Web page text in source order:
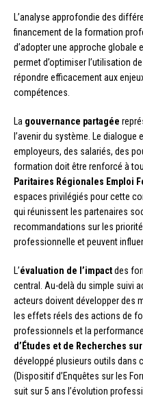
L’analyse approfondie des
financement de la formation
d’adopter une approche globale
permet d’optimiser l’utilisation
répondre efficacement aux
compétences.
La gouvernance partagée
l’avenir du système. Le
employeurs, des salariés, des
formation doit être renforcé à
Paritaires Régionales Emploi
espaces privilégiés pour cette
qui réunissent les partenaires
recommandations sur les
professionnelle et peuvent
L’évaluation de l’impactdes
central. Au-delà du simple suivi
acteurs doivent développer des
les effets réels des actions de
professionnels et la
d’Études et de Recherches
développé plusieurs outils dans
(Dispositif d’Enquêtes sur les
suit sur 5 ans l’évolution